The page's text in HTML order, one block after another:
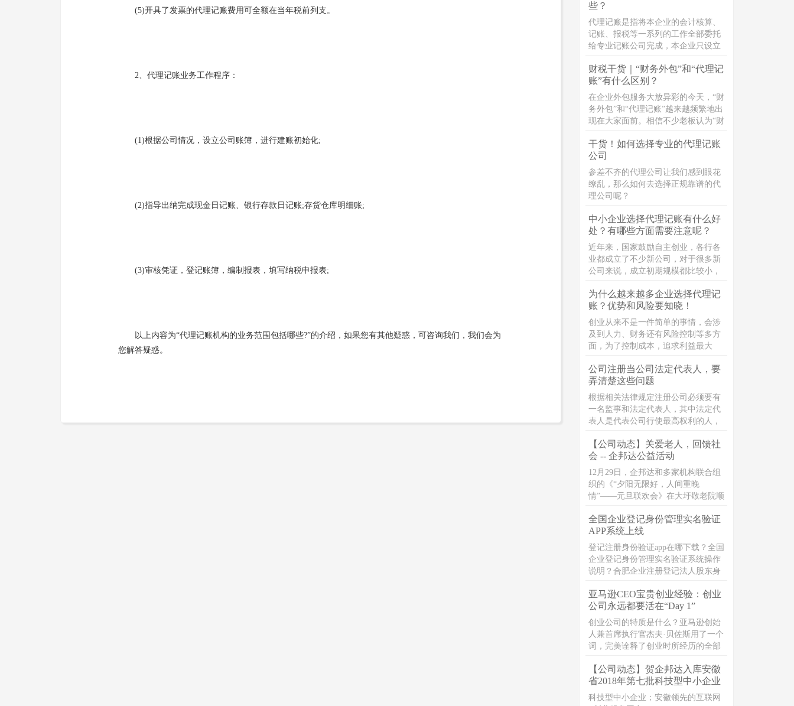
(5)开具了发票的代理记账费用可全额在当年税前列支。
2、代理记账业务工作程序：
(1)根据公司情况，设立公司账簿，进行建账初始化;
(2)指导出纳完成现金日记账、银行存款日记账;存货仓库明细账;
(3)审核凭证，登记账簿，编制报表，填写纳税申报表;
以上内容为“代理记账机构的业务范围包括哪些?”的介绍，如果您有其他疑惑，可咨询我们，我们会为
您解答疑惑。
自然而然地考虑选择招聘一名会计或
是兼职会计;对于规模较大的企业来
说，常常是通过直接招聘会计人员来
组建财务部门进行管理。因此很多企
记账也可称之为财务代理，是指将本
企业的会计核算、记账、报税等一系
完成，本企业只设立出纳人员，负责
日常货币收支业务和财产保管等工
作。
些？
代理记账是指将本企业的会计核算、
记账、报税等一系列的工作全部委托
给专业记账公司完成，本企业只设立
财产保管等工作的管理活动。代理记
账的业务内容主要包括:审核原始凭
证，代制记账凭证，编制会计账簿，
编制会计报表，纳税申报，编制季度
财务分析报告；财税政策推广，财税
财税干货｜“财务外包”和“代理记
账”有什么区别？
在企业外包服务大放异彩的今天，“财
务外包”和“代理记账”越来越频繁地出
现在大家面前。相信不少老板认为“财
务，通过第三方机构打理公司的财
务，两者只是名义上的不同。其
实，“财务外包"和“代理记账"有很大
的区别。
干货！如何选择专业的代理记账
公司
参差不齐的代理公司让我们感到眼花
缭乱，那么如何去选择正规靠谱的代
理公司呢？
中小企业选择代理记账有什么好
处？有哪些方面需要注意呢？
近年来，国家鼓励自主创业，各行各
业都成立了不少新公司，对于很多新
公司来说，成立初期规模都比较小，
系列难题，一些公司还面临较为沉重
的资金压力。对于新成立的公司来
说，为了节约企业经营成本，又保证
企业记账报税质量，把工商税务问题
交给代理记账公司来打理，专业的事
的选择。
为什么越来越多企业选择代理记
账？优势和风险要知晓！
创业从来不是一件简单的事情，会涉
及到人力、财务还有风险控制等多方
面，为了控制成本，追求利益最大
那代理记账是什么呢？
公司注册当公司法定代表人，要
弄清楚这些问题
根据相关法律规定注册公司必须要有
一名监事和法定代表人，其中法定代
表人是代表公司行使最高权利的人，
编整理了公司法定代表人相关问题整
理，一起来看下吧。
【公司动态】关爱老人，回馈社
会 -- 企邦达公益活动
12月29日，企邦达和多家机构联合组
织的《“夕阳无限好，人间重晚
情”——元旦联欢会》在大圩敬老院顺
在元旦之前，一起带着爱心礼品，以
及真诚的祝福，走进敬老院，献爱
心，暖人心
全国企业登记身份管理实名验证
APP系统上线
登记注册身份验证app在哪下载？全国
企业登记身份管理实名验证系统操作
说明？合肥企业注册登记法人股东身
亚马逊CEO宝贵创业经验：创业
公司永远都要活在“Day 1”
创业公司的特质是什么？亚马逊创始
人兼首席执行官杰夫·贝佐斯用了一个
词，完美诠释了创业时所经历的全部
1”，也就是每天都要像创业第一天那
样运营公司。
【公司动态】贺企邦达入库安徽
省2018年第七批科技型中小企业
科技型中小企业；安徽领先的互联网